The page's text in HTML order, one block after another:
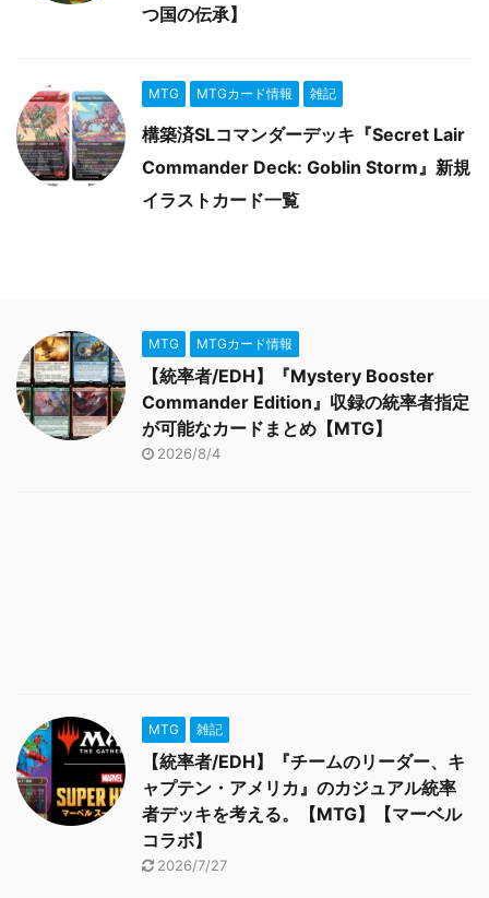
つ国の伝承】
MTG MTGカード情報 雑記
構築済SLコマンダーデッキ『Secret Lair
Commander Deck: Goblin Storm』新規
イラストカード一覧
MTG MTGカード情報
【統率者/EDH】『Mystery Booster
Commander Edition』収録の統率者指定
が可能なカードまとめ【MTG】
2026/8/4
MTG 雑記
【統率者/EDH】『チームのリーダー、キ
ャプテン・アメリカ』のカジュアル統率
者デッキを考える。【MTG】【マーベル
コラボ】
2026/7/27